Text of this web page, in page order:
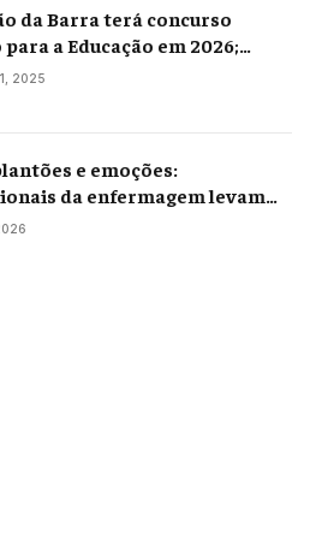
da Barra terá concurso
a Educação em 2026;
está na Câmara
2025
e emoções:
da enfermagem levam
reais ao palco em Campos